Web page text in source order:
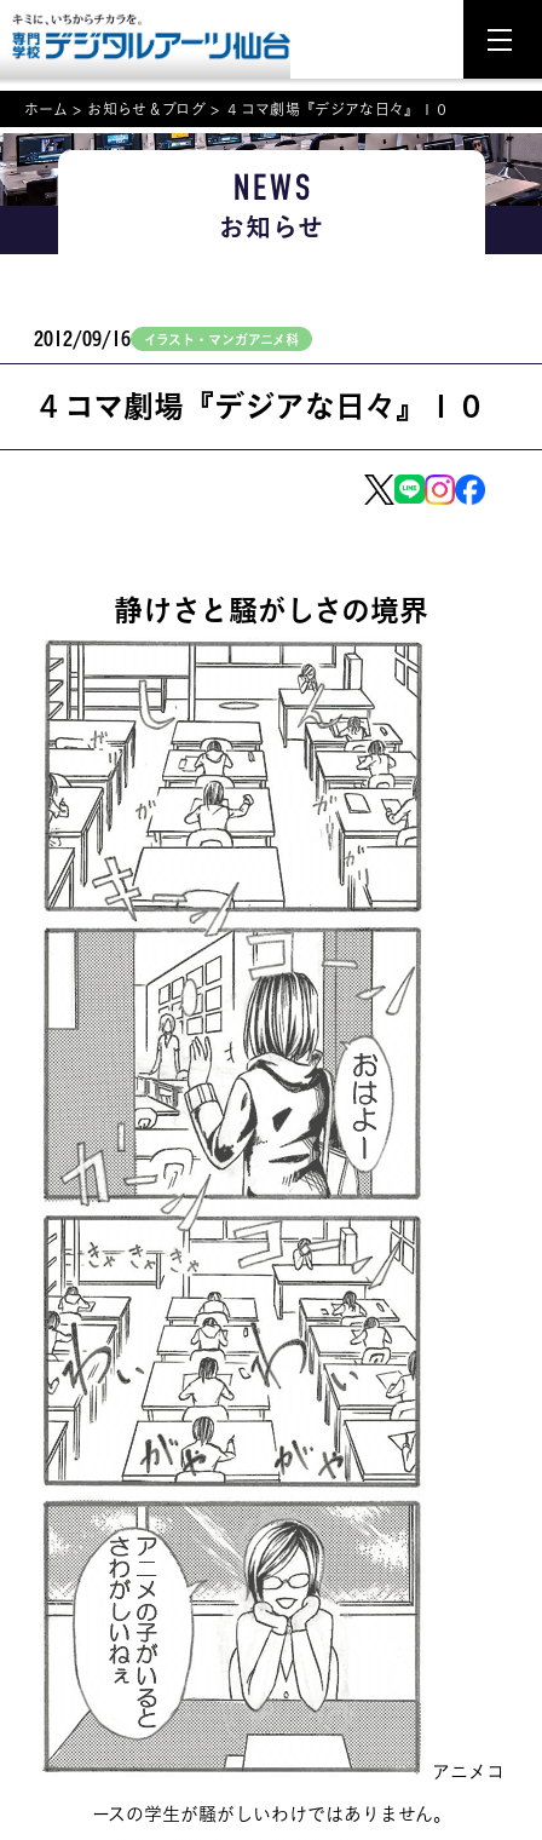
NEWS
学科・専攻案内
学校案内
就職・資格
留学生のみなさま
保護者のみなさま
企業のみなさま
卒業生のみなさま
資料請求
お問い合わせ
交通アクセス
学校情報公開
よくある質問
個人情報保護
サイトマップ
ホーム > お知らせ＆ブログ > ４コマ劇場『デジアな日々』１０
NEWS
お知らせ
2012/09/16 イラスト・マンガアニメ科
４コマ劇場『デジアな日々』１０
静けさと騒がしさの境界
アニメコ
ースの学生が騒がしいわけではありません。